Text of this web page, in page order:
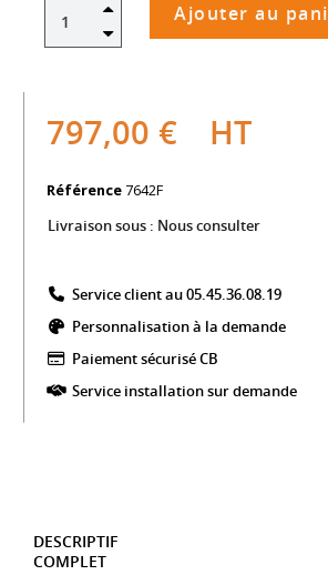
Ajouter au
797,00 € HT
Référence 7642F
Livraison sous : Nous consulter
Service client au 05.45.36.08.19​
Personnalisation à la demande
Paiement sécurisé CB​
Service installation sur demande
DESCRIPTIF
COMPLET